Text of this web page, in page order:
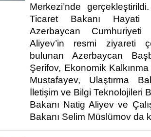
Merkezi’nde
Ticaret Bakanı Hayati
Azerbaycan Cumhuriyeti
Aliyev’in resmi ziyareti
bulunan Azerbaycan
Şerifov, Ekonomik
Mustafayev, Ulaştırma
İletişim ve Bilgi Teknolojileri
Bakanı Natig Aliyev ve
Bakanı Selim Müslümov da